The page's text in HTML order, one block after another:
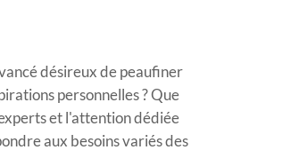
désireux de peaufiner
personnelles ? Que
et l'attention dédiée
aux besoins variés des